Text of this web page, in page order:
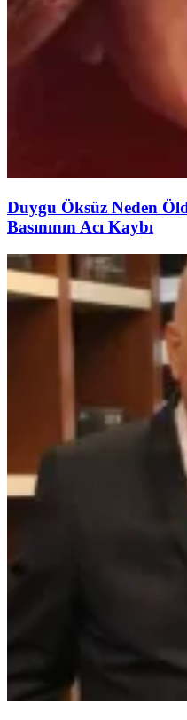
Duygu Öksüz Neden
Basınının Acı Kaybı